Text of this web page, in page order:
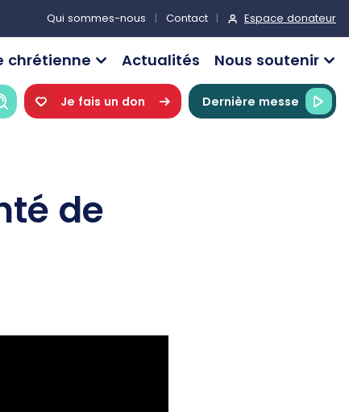
Qui sommes-nous Contact Espace donateur
chrétienne Actualités Nous soutenir
RechercheJe fais un don Dernière messe
de